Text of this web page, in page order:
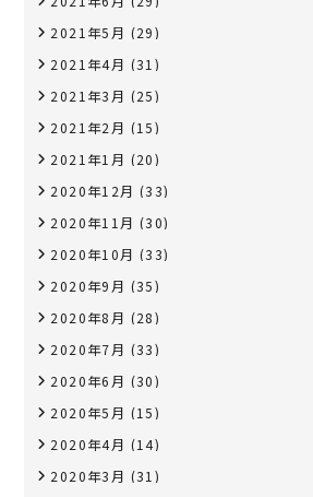
2021年5月 (29)
2021年4月 (31)
2021年3月 (25)
2021年2月 (15)
2021年1月 (20)
2020年12月 (33)
2020年11月 (30)
2020年10月 (33)
2020年9月 (35)
2020年8月 (28)
2020年7月 (33)
2020年6月 (30)
2020年5月 (15)
2020年4月 (14)
2020年3月 (31)